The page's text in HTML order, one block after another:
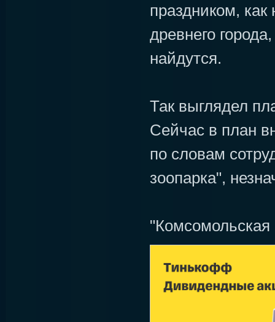
праздником,
древнего
найдутся.
Так выглядел
Сейчас в план
по словам
зоопарка",
"Комсомольская